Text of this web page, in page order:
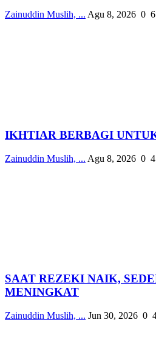
Zainuddin Muslih, ... Agu 8, 2026 0 6
IKHTIAR BERBAGI
Zainuddin Muslih, ... Agu 8, 2026 0 4
SAAT REZEKI NAIK,
MENINGKAT
Zainuddin Muslih, ... Jun 30, 2026 0